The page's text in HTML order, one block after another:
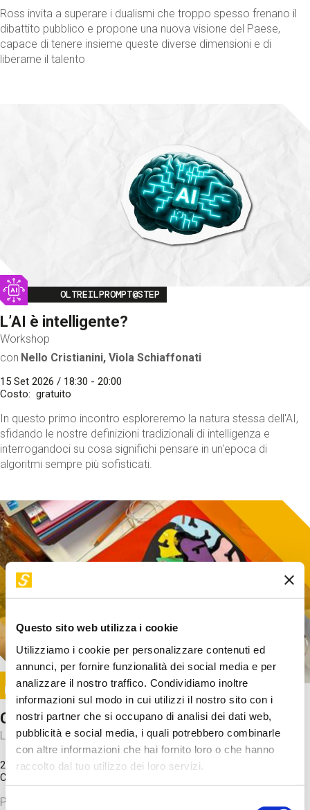
Questo sito web utilizza i cookie
Utilizziamo i cookie per personalizzare contenuti ed
annunci, per fornire funzionalità dei social media e per
analizzare il nostro traffico. Condividiamo inoltre
informazioni sul modo in cui utilizzi il nostro sito con i
nostri partner che si occupano di analisi dei dati web,
pubblicità e social media, i quali potrebbero combinarle
con altre informazioni che hai fornito loro o che hanno
raccolto dal tuo utilizzo dei loro servizi.
Selezione
Ross invita a superare i dualismi che troppo spesso frenano il
dibattito pubblico e propone una nuova visione del Paese,
capace di tenere insieme queste diverse dimensioni e di
liberarne il talento
Image
OLTREILPROMPT@STEP
L’AI è intelligente?
Workshop
con Nello Cristianini, Viola Schiaffonati
15 Set 2026 / 18:30 - 20:00
Costo
gratuito
In questo primo incontro esploreremo la natura stessa dell'AI,
sfidando le nostre definizioni tradizionali di intelligenza e
interrogandoci su cosa significhi pensare in un'epoca di
algoritmi sempre più sofisticati.
Image
SUNDAY@STEP
Come funziona il cervello?
Laboratorio
20 Set 2026 / 11:15 - 13:00
Costo
Proveremo a costruire un cervello in cartoncino cercando di